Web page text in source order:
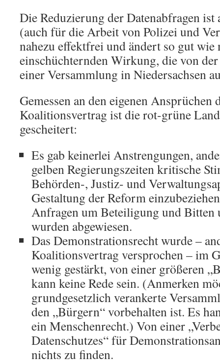
Die Reduzierung der Datenabfragen ist
(auch für die Arbeit von Polizei und
nahezu effektfrei und ändert so gut wie
einschüchternden Wirkung, die von
einer Versammlung in Niedersachsen
Gemessen an den eigenen
Koalitionsvertrag ist die rot-grüne
gescheitert:
Es gab keinerlei Anstrengungen,
gelben Regierungszeiten kritische
Behörden-, Justiz- und
Gestaltung der Reform
Anfragen um Beteiligung und Bitten
wurden abgewiesen.
Das Demonstrationsrecht wurde –
Koalitionsvertrag versprochen – im
wenig gestärkt, von einer größeren
kann keine Rede sein. (Anmerken
grundgesetzlich verankerte
den „Bürgern“ vorbehalten ist. Es
ein Menschenrecht.) Von einer
Datenschutzes“ für
nichts zu finden.